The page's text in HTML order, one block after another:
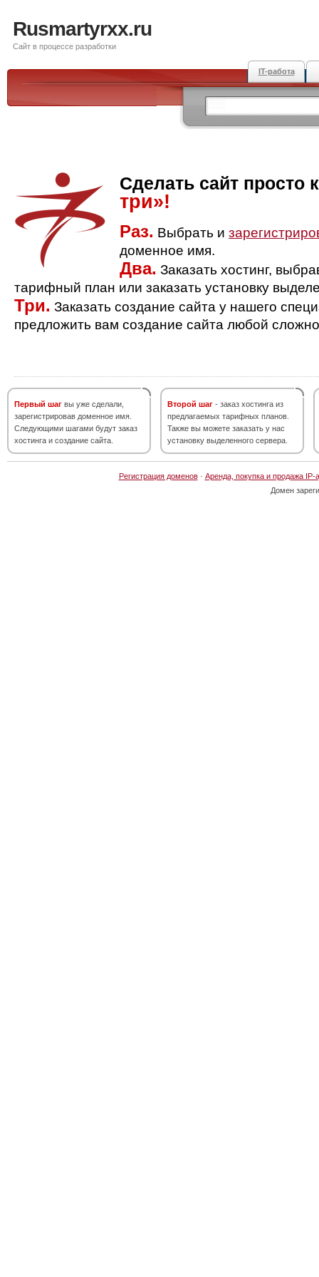
Rusmartyrxx.ru
Сайт в процессе разработки
IT-работа
Сделать сайт просто
три»!
Раз. Выбрать и
доменное имя.
Два. Заказать хостинг,
тарифный план или заказать установку
Три. Заказать создание сайта у нашего
предложить вам создание сайта любой
Первый шаг вы уже сделали,
зарегистрировав доменное имя.
Следующими шагами будут заказ
хостинга и создание сайта.
Второй шаг - заказ хостинга из
предлагаемых тарифных планов.
Также вы можете заказать у нас
установку выделенного сервера.
Регистрация доменов· Аренда, покупка и продажа IP-
Домен